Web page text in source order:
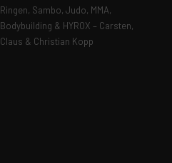
Ringen, Sambo, Judo, MMA,
Bodybuilding & HYROX – Carsten,
Claus & Christian Kopp